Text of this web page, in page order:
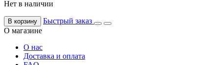
Нет в наличии
В корзину
Быстрый заказ
О магазине
О нас
Доставка и оплата